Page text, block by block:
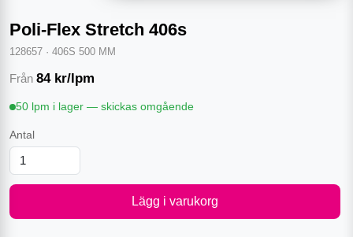
Poli-Flex Stretch 406s
128657 · 406S 500 MM
Från 84 kr/lpm
50 lpm i lager — skickas omgående
Antal
Lägg i varukorg